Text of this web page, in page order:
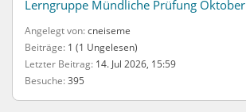
Lerngruppe Mündliche Prüfung Oktober
Angelegt von cneiseme
Beiträge 1 (1 Ungelesen)
Letzter Beitrag 14. Jul 2026, 15:59
Besuche 395